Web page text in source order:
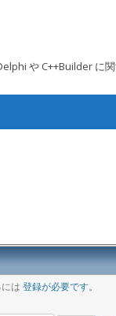
や C++Builder に
は 登録が必要です。